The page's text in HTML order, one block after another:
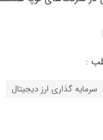
سرمایه گذاری ارز دیجیتال